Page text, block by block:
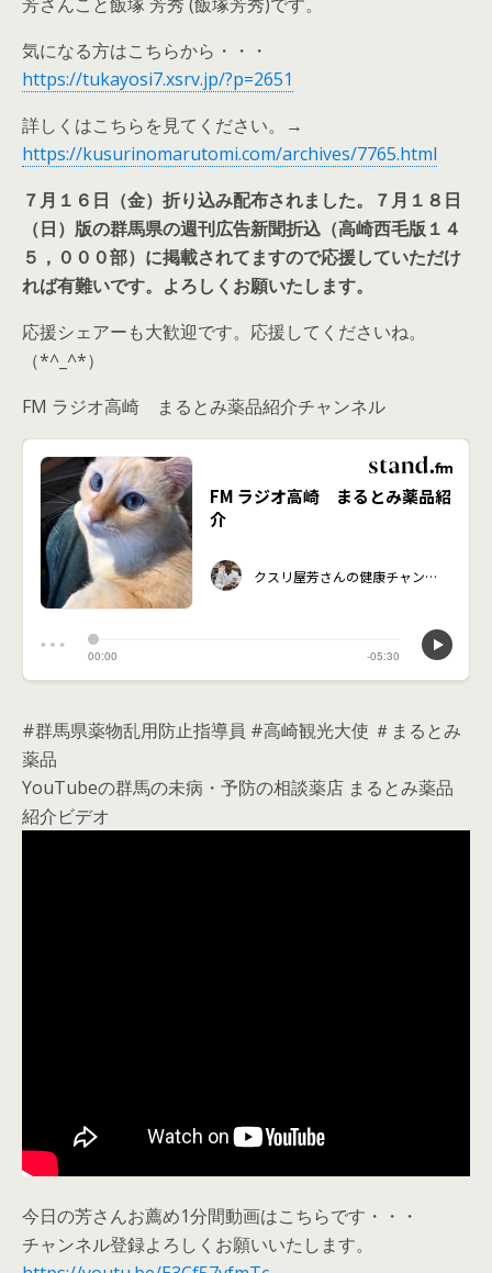
気になる方はこちらから・・・
https://tukayosi7.xsrv.jp/?p=2651
詳しくはこちらを見てください。→
https://kusurinomarutomi.com/archives/7765.html
７月１６日（金）折り込み配布されました。７月１８日
（日）版の群馬県の週刊広告新聞折込（高崎西毛版１４
５，０００部）に掲載されてますので応援していただけ
れば有難いです。よろしくお願いたします。
応援シェアーも大歓迎です。応援してくださいね。
（*^_^*）
FM ラジオ高崎 まるとみ薬品紹介チャンネル
#群馬県薬物乱用防止指導員 #高崎観光大使 ＃まるとみ
薬品
YouTubeの群馬の未病・予防の相談薬店 まるとみ薬品
紹介ビデオ
今日の芳さんお薦め1分間動画はこちらです・・・
チャンネル登録よろしくお願いいたします。